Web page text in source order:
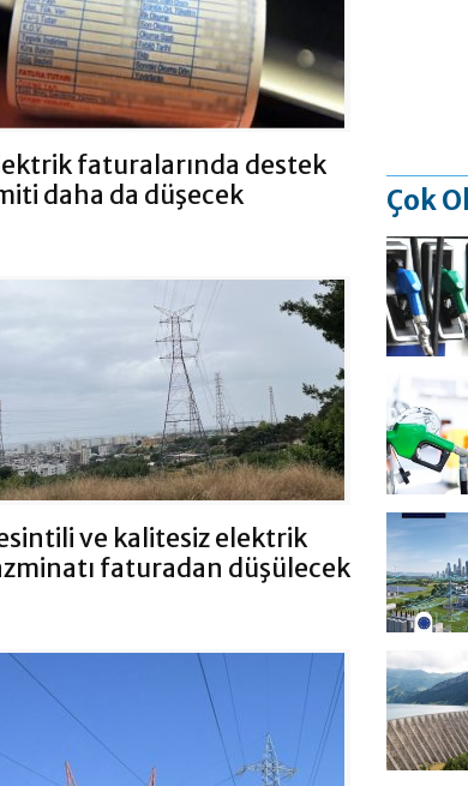
faturalarında destek
daha da düşecek
ve kalitesiz elektrik
faturadan düşülecek
Çok